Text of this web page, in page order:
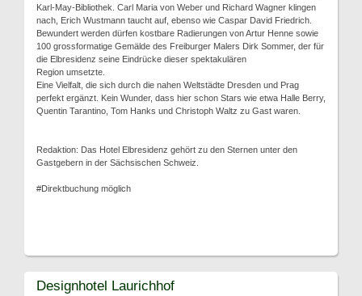
Karl-May-Bibliothek. Carl Maria von Weber und Richard Wagner klingen
nach, Erich Wustmann taucht auf, ebenso wie Caspar David Friedrich.
Bewundert werden dürfen kostbare Radierungen von Artur Henne sowie
100 grossformatige Gemälde des Freiburger Malers Dirk Sommer, der für
die Elbresidenz seine Eindrücke dieser spektakulären
Region umsetzte.
Eine Vielfalt, die sich durch die nahen Weltstädte Dresden und Prag
perfekt ergänzt. Kein Wunder, dass hier schon Stars wie etwa Halle Berry,
Quentin Tarantino, Tom Hanks und Christoph Waltz zu Gast waren.
Redaktion: Das Hotel Elbresidenz gehört zu den Sternen unter den
Gastgebern in der Sächsischen Schweiz.
#Direktbuchung möglich
Designhotel Laurichhof